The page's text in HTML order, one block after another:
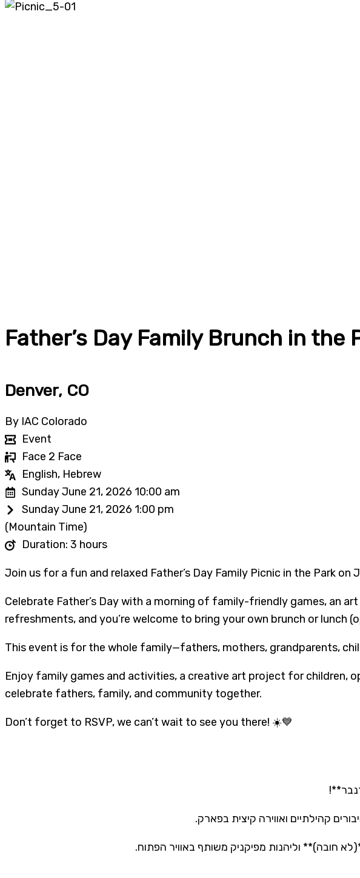
Father’s Day Family Brunch in the
Denver, CO
By IAC Colorado
Event
Face 2 Face
English, Hebrew
Sunday June 21, 2026 10:00 am
Sunday June 21, 2026 1:00 pm
(Mountain Time)
Duration: 3 hours
Join us for a fun and relaxed Father’s Day Family Picnic in the Park on
Celebrate Father’s Day with a morning of family-friendly games, an
refreshments, and you’re welcome to bring your own brunch or lunch
This event is for the whole family—fathers, mothers, grandparents,
Enjoy family games and activities, a creative art project for children,
celebrate fathers, family, and community together.
Don’t forget to RSVP, we can’t wait to see you there! ☀️💙
קהילתיים ואווירה קיצית בפארק.
חובה)** וליהנות מפיקניק משותף באוויר הפתוח.